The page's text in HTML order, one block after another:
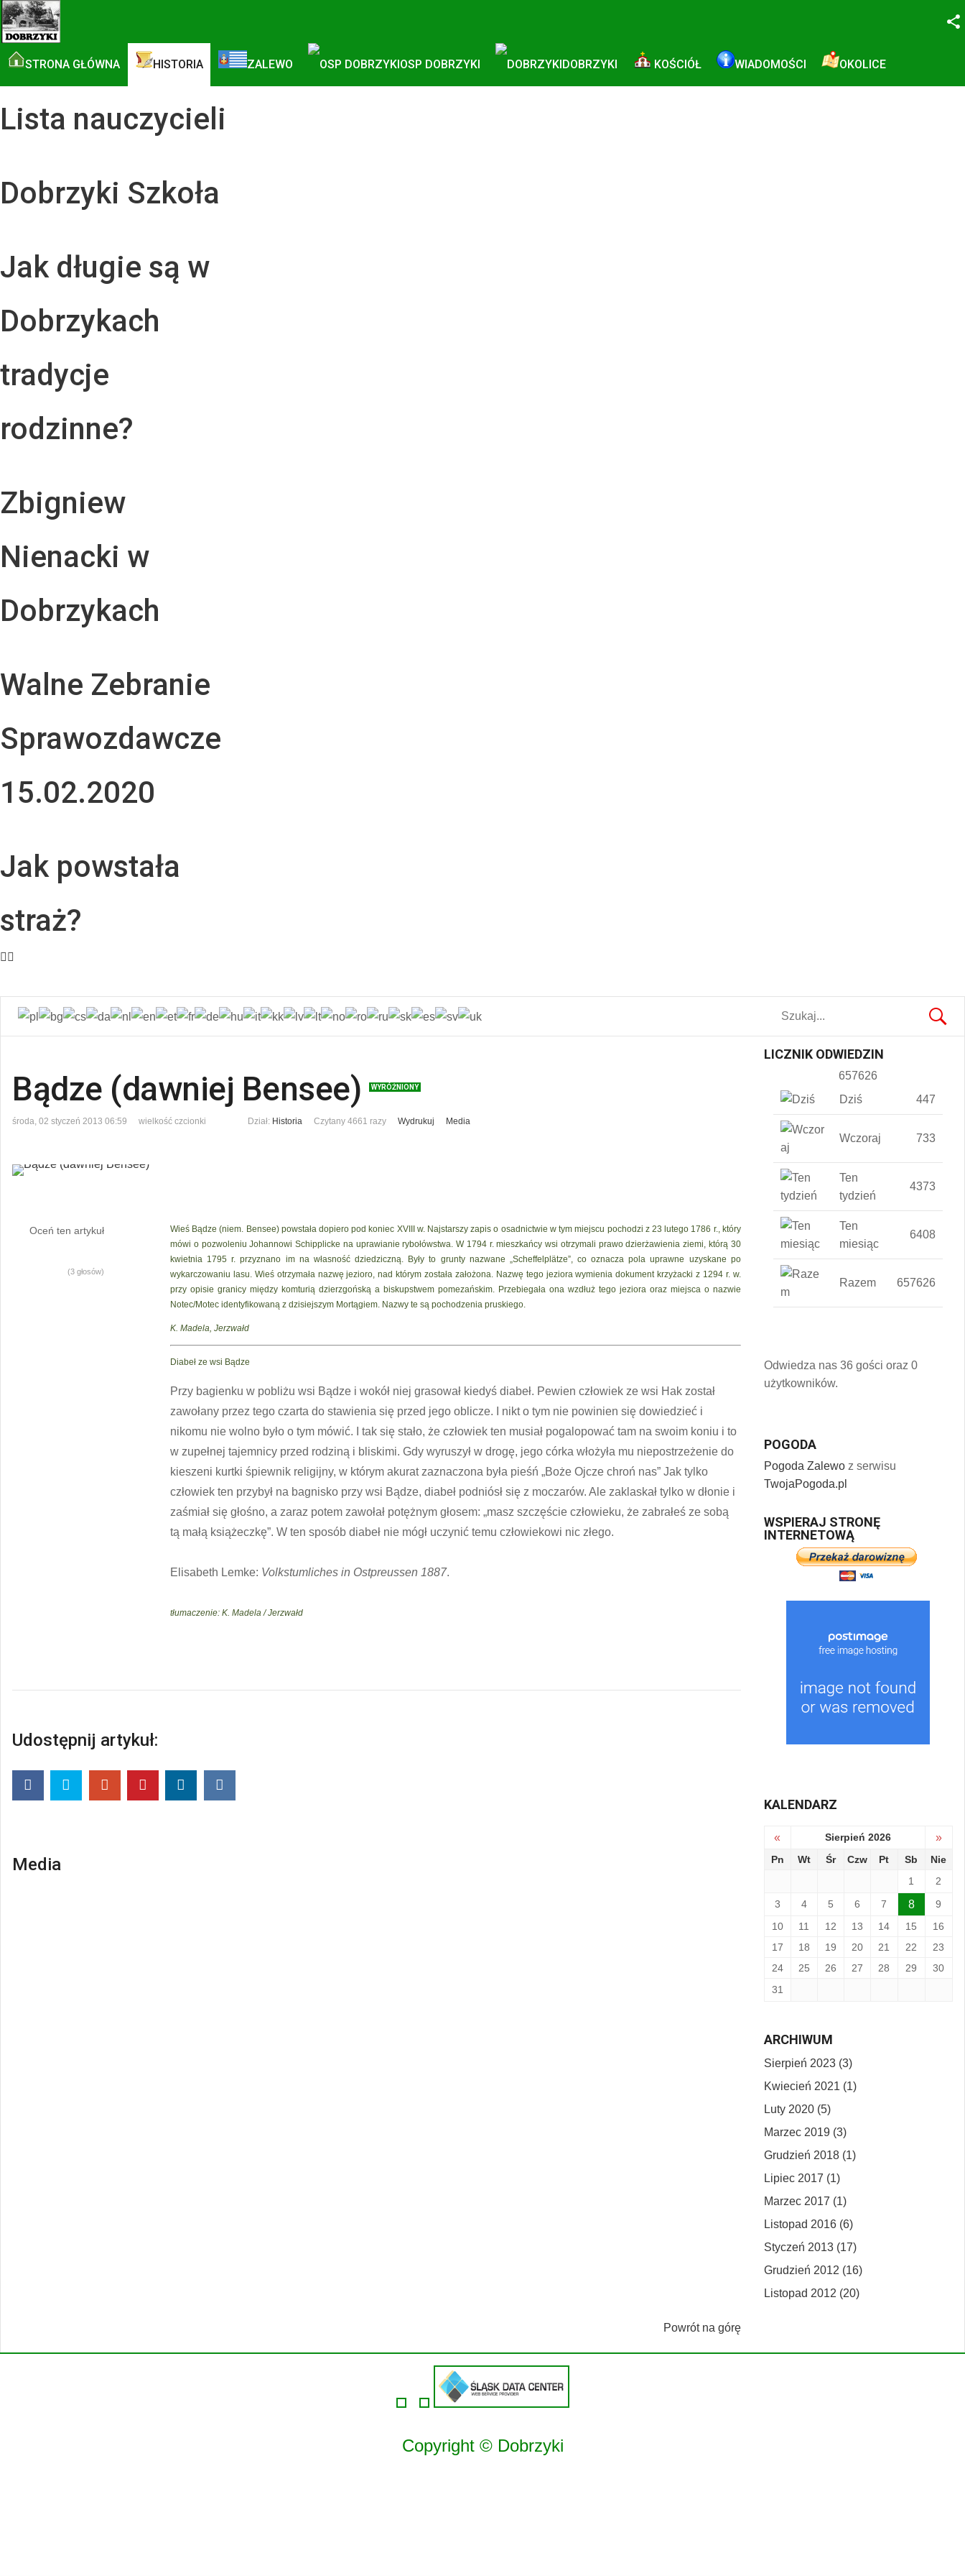
Twitter
STRONA GŁÓWNA HISTORIA ZALEWO OSP DOBRZYKI DOBRZYKI KOŚCIÓŁ WIADOMOŚCI OKOLICE
Lista nauczycieli
Dobrzyki Szkoła
Jak długie są w
Dobrzykach
tradycje
rodzinne?
Zbigniew
Nienacki w
Dobrzykach
Walne Zebranie
Sprawozdawcze
15.02.2020
Jak powstała
straż?
Bądze (dawniej Bensee) WYRÓŻNIONY
środa, 02 styczeń 2013 06:59 wielkość czcionki Dział: Historia Czytany 4661 razy Wydrukuj Media
Oceń ten artykuł
(3 głosów)
Wieś Bądze (niem. Bensee) powstała dopiero pod koniec XVIII w. Najstarszy zapis o osadnictwie w tym miejscu pochodzi z 23 lutego 1786 r., który
mówi o pozwoleniu Johannowi Schipplicke na uprawianie rybołówstwa. W 1794 r. mieszkańcy wsi otrzymali prawo dzierżawienia ziemi, którą 30
kwietnia 1795 r. przyznano im na własność dziedziczną. Były to grunty nazwane „Scheffelplätze”, co oznacza pola uprawne uzyskane po
wykarczowaniu lasu. Wieś otrzymała nazwę jezioro, nad którym została założona. Nazwę tego jeziora wymienia dokument krzyżacki z 1294 r. w.
przy opisie granicy między komturią dzierzgońską a biskupstwem pomezańskim. Przebiegała ona wzdłuż tego jeziora oraz miejsca o nazwie
Notec/Motec identyfikowaną z dzisiejszym Mortągiem. Nazwy te są pochodzenia pruskiego.
K. Madela, Jerzwałd
Diabeł ze wsi Bądze
Przy bagienku w pobliżu wsi Bądze i wokół niej grasował kiedyś diabeł. Pewien człowiek ze wsi Hak został
zawołany przez tego czarta do stawienia się przed jego oblicze. I nikt o tym nie powinien się dowiedzieć i
nikomu nie wolno było o tym mówić. I tak się stało, że człowiek ten musiał pogalopować tam na swoim koniu i to
w zupełnej tajemnicy przed rodziną i bliskimi. Gdy wyruszył w drogę, jego córka włożyła mu niepostrzeżenie do
kieszeni kurtki śpiewnik religijny, w którym akurat zaznaczona była pieśń „Boże Ojcze chroń nas” Jak tylko
człowiek ten przybył na bagnisko przy wsi Bądze, diabeł podniósł się z moczarów. Ale zaklaskał tylko w dłonie i
zaśmiał się głośno, a zaraz potem zawołał potężnym głosem: „masz szczęście człowieku, że zabrałeś ze sobą
tą małą książeczkę”. W ten sposób diabeł nie mógł uczynić temu człowiekowi nic złego.
Elisabeth Lemke: Volkstumliches in Ostpreussen 1887.
tłumaczenie: K. Madela/ Jerzwałd
Udostępnij artykuł:
Media
Powrót na górę
LICZNIK ODWIEDZIN
657626
Dziś
447
Wczoraj 733
Ten
tydzień
4373
Ten
miesiąc
6408
Razem 657626
Odwiedza nas 36 gości oraz 0
użytkowników.
POGODA
Pogoda Zalewoz serwisu
TwojaPogoda.pl
WSPIERAJ STRONĘ
INTERNETOWĄ
KALENDARZ
« Sierpień 2026 »
Pn Wt Śr Czw Pt Sb
Nie
1
2
3
4 5 6 7 8
9
10
11 12 13 14 15
16
17
18 19 20 21 22
23
24
25 26 27 28 29
30
31
ARCHIWUM
Sierpień 2023 (3)
Kwiecień 2021 (1)
Luty 2020 (5)
Marzec 2019 (3)
Grudzień 2018 (1)
Lipiec 2017 (1)
Marzec 2017 (1)
Listopad 2016 (6)
Styczeń 2013 (17)
Grudzień 2012 (16)
Listopad 2012 (20)
Copyright © Dobrzyki